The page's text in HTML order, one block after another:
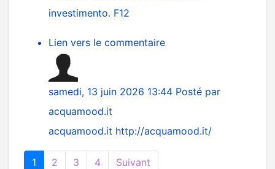
investimento. F12
Lien vers le commentaire
samedi, 13 juin 2026 13:44 Posté par
acquamood.it
acquamood.it http://acquamood.it/
1 2 3 4 Suivant